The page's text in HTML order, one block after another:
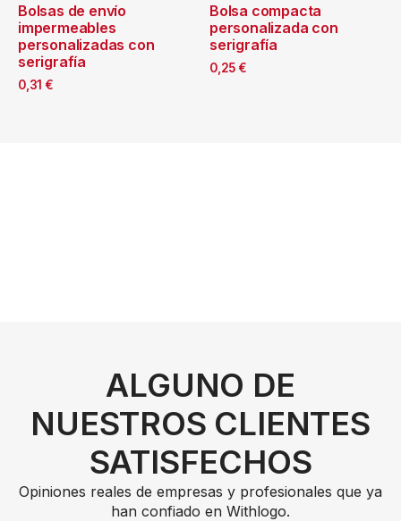
Bolsas de envío
impermeables
personalizadas con
serigrafía
0,31 €
Bolsa compacta
personalizada con
serigrafía
0,25 €
ALGUNO DE
NUESTROS CLIENTES
SATISFECHOS
Opiniones reales de empresas y profesionales que ya
han confiado en Withlogo.